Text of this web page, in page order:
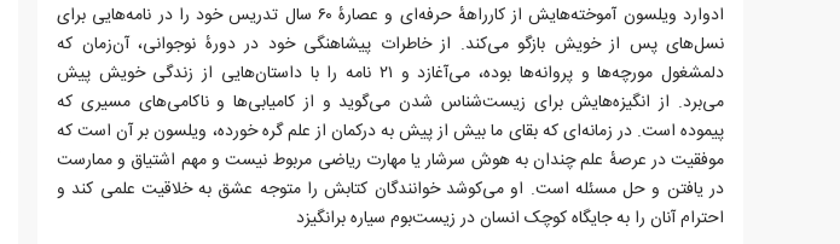
ادوارد ویلسون آموخته‌هایش از کارراههٔ حرفه‌ای‌ و عصارهٔ ۶۰ سال تدریس خود را در نامه‌هایی برای
نسل‌های پس از خویش بازگو می‌کند. از خاطرات پیشاهنگی خود در دورهٔ نوجوانی، آن‌زمان که
دلمشغول مورچه‌ها و پروانه‌ها بوده، می‌آغازد و ۲۱ نامه را با داستان‌هایی از زندگی خویش پیش
می‌برد. از انگیزه‌هایش برای زیست‌شناس شدن می‌گوید و از کامیابی‌ها و ناکامی‌های مسیری که
پیموده است. در زمانه‌ای که بقای ما بیش از پیش به درکمان از علم گره خورده، ویلسون بر آن است که
موفقیت در عرصهٔ علم چندان به هوش سرشار یا مهارت ریاضی مربوط نیست و مهم اشتیاق و ممارست
در یافتن و حل‌ مسئله است. او می‌کوشد خوانندگان کتابش را متوجه عشق به خلاقیت علمی کند و
احترام آنان را به جایگاه کوچک انسان در زیست‌بوم سیاره برانگیزد